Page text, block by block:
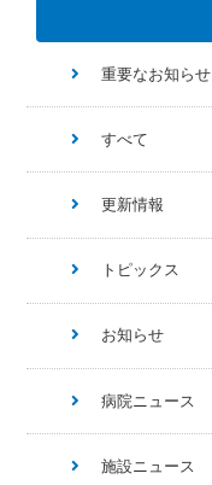
重要なお知らせ
すべて
更新情報
トピックス
お知らせ
病院ニュース
施設ニュース